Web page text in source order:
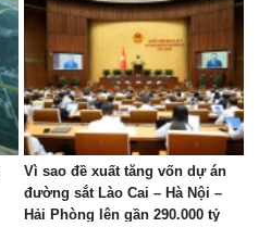
Vì sao đề xuất tăng vốn dự án
đường sắt Lào Cai – Hà Nội –
Hải Phòng lên gần 290.000 tỷ